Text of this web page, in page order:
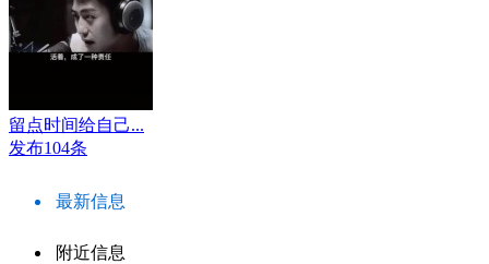
留点时间给自己...
发布104条
最新信息
附近信息